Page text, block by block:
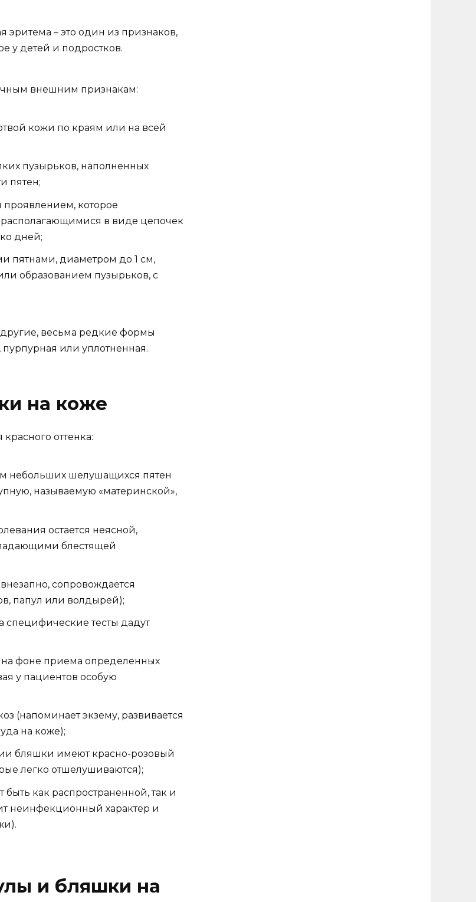
эритема – это один из признаков,
у детей и подростков.
внешним признакам:
кожи по краям или на всей
пузырьков, наполненных
пятен;
которое
в виде цепочек
дней;
пятнами, диаметром до 1 см,
образованием пузырьков, с
весьма редкие формы
или уплотненная.
на коже
оттенка:
небольших шелушащихся пятен
называемую «материнской»,
остается неясной,
блестящей
сопровождается
папул или волдырей);
тесты дадут
на фоне приема определенных
у пациентов особую
(напоминает экзему, развивается
на коже);
бляшки имеют красно-розовый
легко отшелушиваются);
как распространенной, так и
неинфекционный характер и
и бляшки на